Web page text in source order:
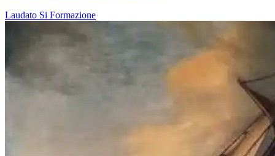
Laudato Si Formazione